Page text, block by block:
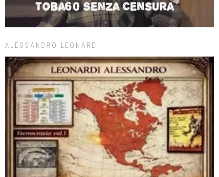
ALESSANDRO LEONARDI